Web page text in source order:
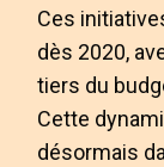
Ces
dès 2020,
tiers du
Cette
désormais